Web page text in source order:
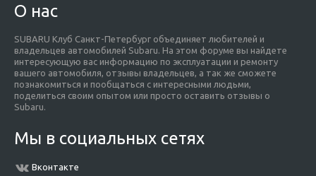
О нас
SUBARU Клуб Санкт-Петербург объединяет любителей и
владельцев автомобилей Subaru. На этом форуме вы найдете
интересующую вас информацию по эксплуатации и ремонту
вашего автомобиля, отзывы владельцев, а так же сможете
познакомиться и пообщаться с интересными людьми,
поделиться своим опытом или просто оставить отзывы о
Subaru.
Мы в социальных сетях
Вконтакте